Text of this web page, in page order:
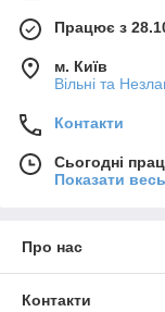
Працює з
м. Київ
Вільні та
Контакти
Сьогодні
Показати
Про нас
Контакти